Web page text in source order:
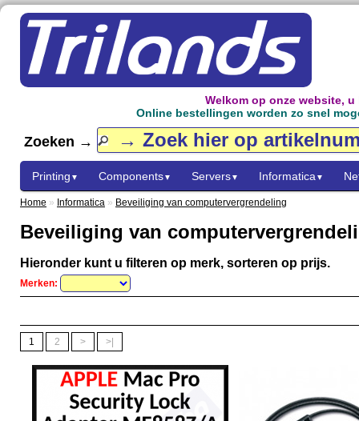
Welkom op onze website,
Online bestellingen worden zo snel
Zoeken →
Printing ▼ Components▼ Servers▼ Informatica ▼
Home » Informatica » Beveiliging van computervergrendeling
Beveiliging van
Hieronder kunt u filteren op merk, sorteren op prijs.
Merken:
1 2 > >|